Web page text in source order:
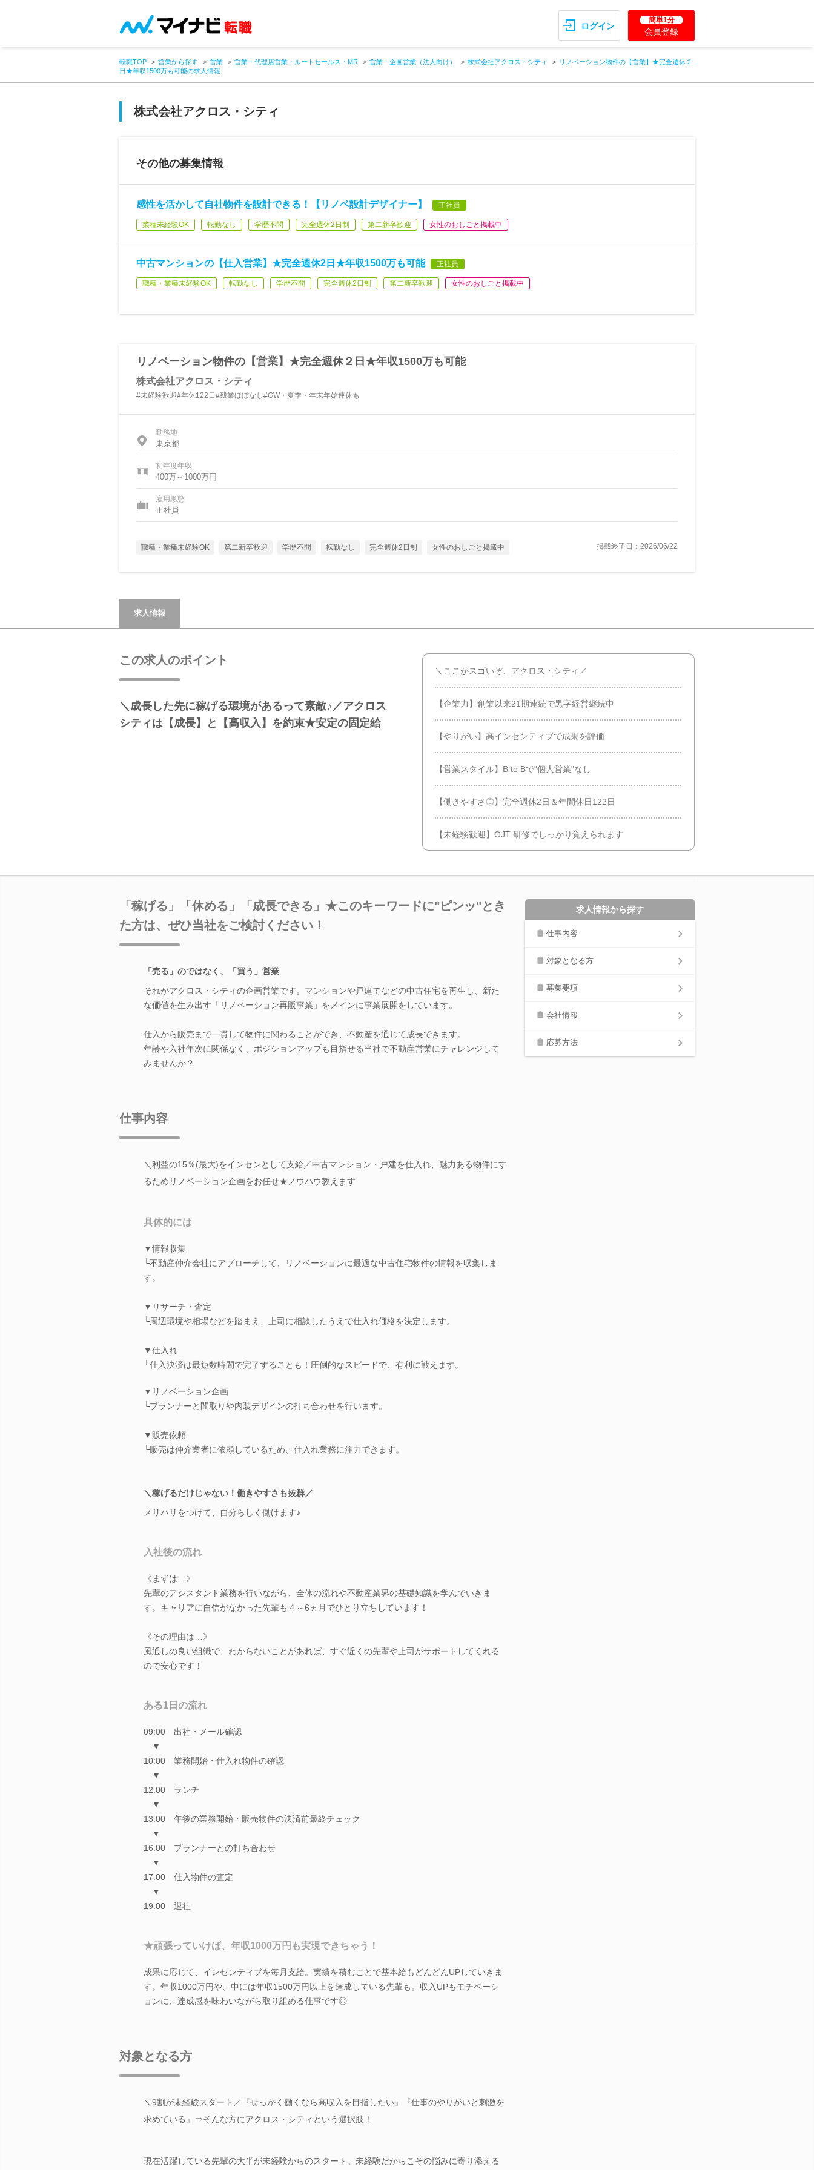
ログイン
簡単1分
会員登録
転職TOP 営業から探す 営業 営業・代理店営業・ルートセールス・MR 営業・企画営業（法人向け） 株式会社アクロス・シティ
リノベーション物件の【営業】★完全週休２
日★年収1500万も可能の求人情報
株式会社アクロス・シティ
その他の募集情報
感性を活かして自社物件を設計できる！【リノベ設計デザイナー】 正社員
業種未経験OK 転勤なし 学歴不問 完全週休2日制 第二新卒歓迎 女性のおしごと掲載中
中古マンションの【仕入営業】★完全週休2日★年収1500万も可能 正社員
職種・業種未経験OK 転勤なし 学歴不問 完全週休2日制 第二新卒歓迎 女性のおしごと掲載中
リノベーション物件の【営業】★完全週休２日★年収1500万も可能
株式会社アクロス・シティ
#未経験歓迎#年休122日#残業ほぼなし#GW・夏季・年末年始連休も
勤務地
東京都
初年度年収
400万～1000万円
雇用形態
正社員
職種・業種未経験OK 第二新卒歓迎 学歴不問 転勤なし 完全週休2日制 女性のおしごと掲載中 掲載終了日：2026/06/22
求人情報
この求人のポイント
＼成長した先に稼げる環境があるって素敵♪／アクロス
シティは【成長】と【高収入】を約束★安定の固定給
＼ここがスゴいぞ、アクロス・シティ／
【企業力】創業以来21期連続で黒字経営継続中
【やりがい】高インセンティブで成果を評価
【営業スタイル】B to Bで"個人営業"なし
【働きやすさ◎】完全週休2日＆年間休日122日
【未経験歓迎】OJT 研修でしっかり覚えられます
「稼げる」「休める」「成長できる」★このキーワードに"ピンッ"とき
た方は、ぜひ当社をご検討ください！
「売る」のではなく、「買う」営業
それがアクロス・シティの企画営業です。マンションや戸建てなどの中古住宅を再生し、新た
な価値を生み出す「リノベーション再販事業」をメインに事業展開をしています。
仕入から販売まで一貫して物件に関わることができ、不動産を通じて成長できます。
年齢や入社年次に関係なく、ポジションアップも目指せる当社で不動産営業にチャレンジして
みませんか？
仕事内容
＼利益の15％(最大)をインセンとして支給／中古マンション・戸建を仕入れ、魅力ある物件にす
るためリノベーション企画をお任せ★ノウハウ教えます
具体的には
▼情報収集
└不動産仲介会社にアプローチして、リノベーションに最適な中古住宅物件の情報を収集しま
す。
▼リサーチ・査定
└周辺環境や相場などを踏まえ、上司に相談したうえで仕入れ価格を決定します。
▼仕入れ
└仕入決済は最短数時間で完了することも！圧倒的なスピードで、有利に戦えます。
▼リノベーション企画
└プランナーと間取りや内装デザインの打ち合わせを行います。
▼販売依頼
└販売は仲介業者に依頼しているため、仕入れ業務に注力できます。
＼稼げるだけじゃない！働きやすさも抜群／
メリハリをつけて、自分らしく働けます♪
入社後の流れ
《まずは…》
先輩のアシスタント業務を行いながら、全体の流れや不動産業界の基礎知識を学んでいきま
す。キャリアに自信がなかった先輩も４～6ヵ月でひとり立ちしています！
《その理由は…》
風通しの良い組織で、わからないことがあれば、すぐ近くの先輩や上司がサポートしてくれる
ので安心です！
ある1日の流れ
09:00 出社・メール確認
▼
10:00 業務開始・仕入れ物件の確認
▼
12:00 ランチ
▼
13:00 午後の業務開始・販売物件の決済前最終チェック
▼
16:00 プランナーとの打ち合わせ
▼
17:00 仕入物件の査定
▼
19:00 退社
★頑張っていけば、年収1000万円も実現できちゃう！
成果に応じて、インセンティブを毎月支給。実績を積むことで基本給もどんどんUPしていきま
す。年収1000万円や、中には年収1500万円以上を達成している先輩も。収入UPもモチベーシ
ョンに、達成感を味わいながら取り組める仕事です◎
対象となる方
＼9割が未経験スタート／『せっかく働くなら高収入を目指したい』『仕事のやりがいと刺激を
求めている』⇒そんな方にアクロス・シティという選択肢！
現在活躍している先輩の大半が未経験からのスタート。未経験だからこその悩みに寄り添える
求人情報から探す
仕事内容
対象となる方
募集要項
会社情報
応募方法